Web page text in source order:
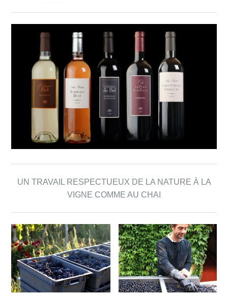
UN TRAVAIL RESPECTUEUX DE LA NATURE À LA
VIGNE COMME AU CHAI